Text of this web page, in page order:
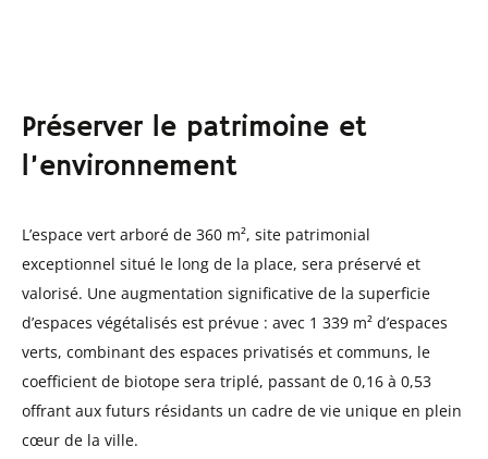
Préserver le patrimoine et
l’environnement
L’espace vert arboré de 360 m², site patrimonial
exceptionnel situé le long de la place, sera préservé et
valorisé. Une augmentation significative de la superficie
d’espaces végétalisés est prévue : avec 1 339 m² d’espaces
verts, combinant des espaces privatisés et communs, le
coefficient de biotope sera triplé, passant de 0,16 à 0,53
offrant aux futurs résidants un cadre de vie unique en plein
cœur de la ville.